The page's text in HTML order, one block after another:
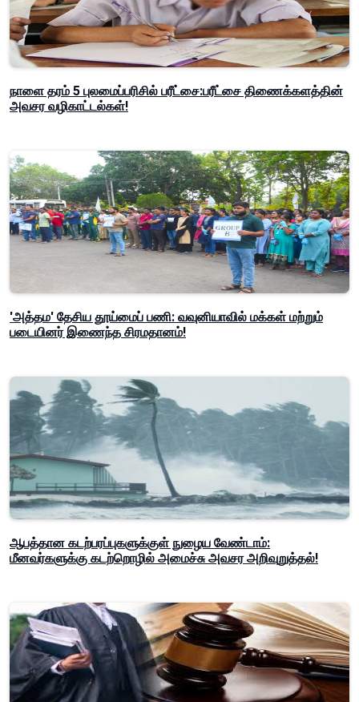
நாளை தரம் 5 புலமைப்பரிசில் பரீட்சை:பரீட்சை திணைக்களத்தின்
அவசர வழிகாட்டல்கள்!
'அத்தம' தேசிய தூய்மைப் பணி: வவுனியாவில் மக்கள் மற்றும்
படையினர் இணைந்த சிரமதானம்!
ஆபத்தான கடற்பரப்புகளுக்குள் நுழைய வேண்டாம்:
மீனவர்களுக்கு கடற்றொழில் அமைச்சு அவசர அறிவுறுத்தல்!